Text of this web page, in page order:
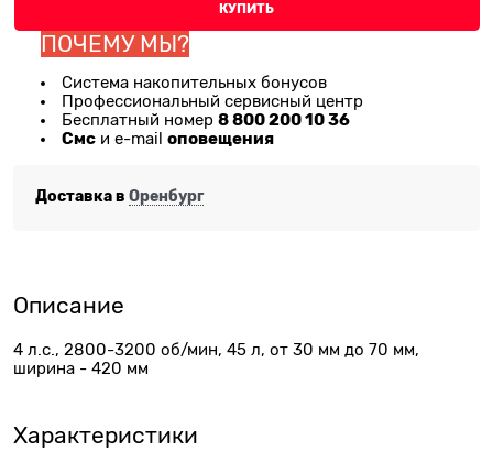
КУПИТЬ
ПОЧЕМУ МЫ?
Система накопительных бонусов
Профессиональный сервисный центр
Бесплатный номер 8 800 200 10 36
Смс и e-mail оповещения
Доставка в Оренбург
Описание
4 л.с., 2800-3200 об/мин, 45 л, от 30 мм до 70 мм,
ширина - 420 мм
Характеристики